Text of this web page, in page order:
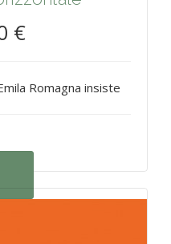
€
Romagna insiste